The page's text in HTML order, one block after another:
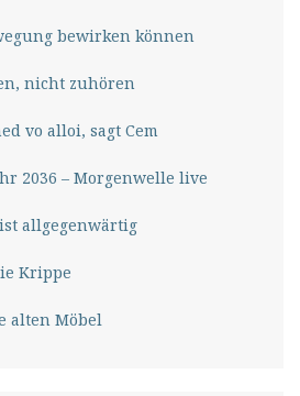
bewirken können
nicht zuhören
vo alloi, sagt Cem
2036 – Morgenwelle live
allgegenwärtig
Krippe
alten Möbel